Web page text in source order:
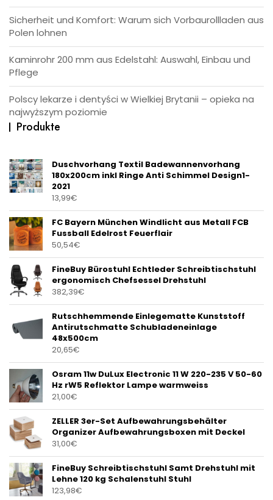
Sicherheit und Komfort: Warum sich Vorbaurollladen aus
Polen lohnen
Kaminrohr 200 mm aus Edelstahl: Auswahl, Einbau und
Pflege
Polscy lekarze i dentyści w Wielkiej Brytanii – opieka na
najwyższym poziomie
Produkte
Duschvorhang Textil Badewannenvorhang
180x200cm inkl Ringe Anti Schimmel Design1-
2021
13,99€
FC Bayern München Windlicht aus Metall FCB
Fussball Edelrost Feuerflair
50,54€
FineBuy Bürostuhl Echtleder Schreibtischstuhl
ergonomisch Chefsessel Drehstuhl
382,39€
Rutschhemmende Einlegematte Kunststoff
Antirutschmatte Schubladeneinlage
48x500cm
20,65€
Osram 11w DuLux Electronic 11 W 220-235 V 50-60
Hz rW5 Reflektor Lampe warmweiss
21,00€
ZELLER 3er-Set Aufbewahrungsbehälter
Organizer Aufbewahrungsboxen mit Deckel
31,00€
FineBuy Schreibtischstuhl Samt Drehstuhl mit
Lehne 120 kg Schalenstuhl Stuhl
123,98€